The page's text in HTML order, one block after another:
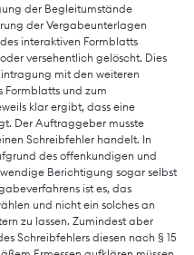
der Begleitumstände
der Vergabeunterlagen
interaktiven Formblatts
versehentlich gelöscht. Dies
mit den weiteren
Formblatts und zum
klar ergibt, dass eine
Der Auftraggeber musste
Schreibfehler handelt. In
des offenkundigen und
Berichtigung sogar selbst
ist es, das
und nicht ein solches an
zu lassen. Zumindest aber
Schreibfehlers diesen nach § 15